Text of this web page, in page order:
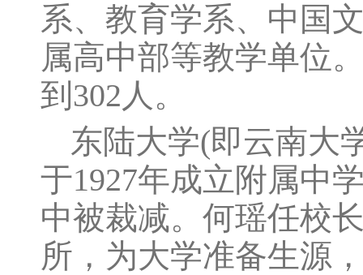
系、教育学系、中国
属高中部等教学单位
到302人。
东陆大学(即云南大
于1927年成立附属中
中被裁减。何瑶任校
所，为大学准备生源